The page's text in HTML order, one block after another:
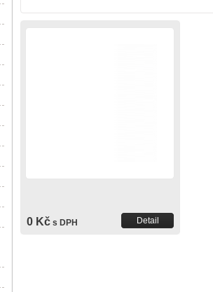
0 Kč s DPH Detail